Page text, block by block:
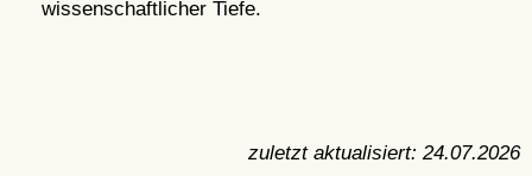
wissenschaftlicher Tiefe.
zuletzt aktualisiert: 24.07.2026